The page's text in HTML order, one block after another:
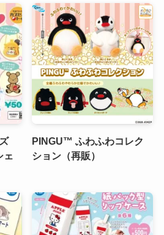
ェ
PINGU™ ふわふわコレク
ション（再販）